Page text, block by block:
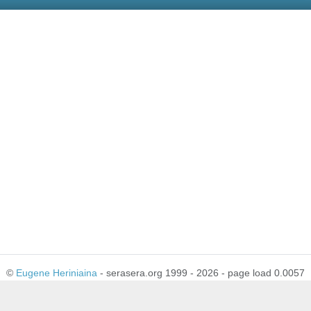
© Eugene Heriniaina - serasera.org 1999 - 2026 - page load 0.0057